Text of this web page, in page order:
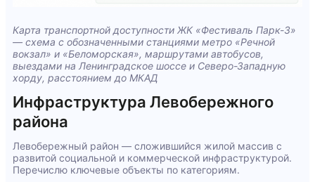
Карта транспортной доступности ЖК «Фестиваль Парк-3»
— схема с обозначенными станциями метро «Речной
вокзал» и «Беломорская», маршрутами автобусов,
выездами на Ленинградское шоссе и Северо-Западную
хорду, расстоянием до МКАД
Инфраструктура Левобережного
района
Левобережный район — сложившийся жилой массив с
развитой социальной и коммерческой инфраструктурой.
Перечислю ключевые объекты по категориям.